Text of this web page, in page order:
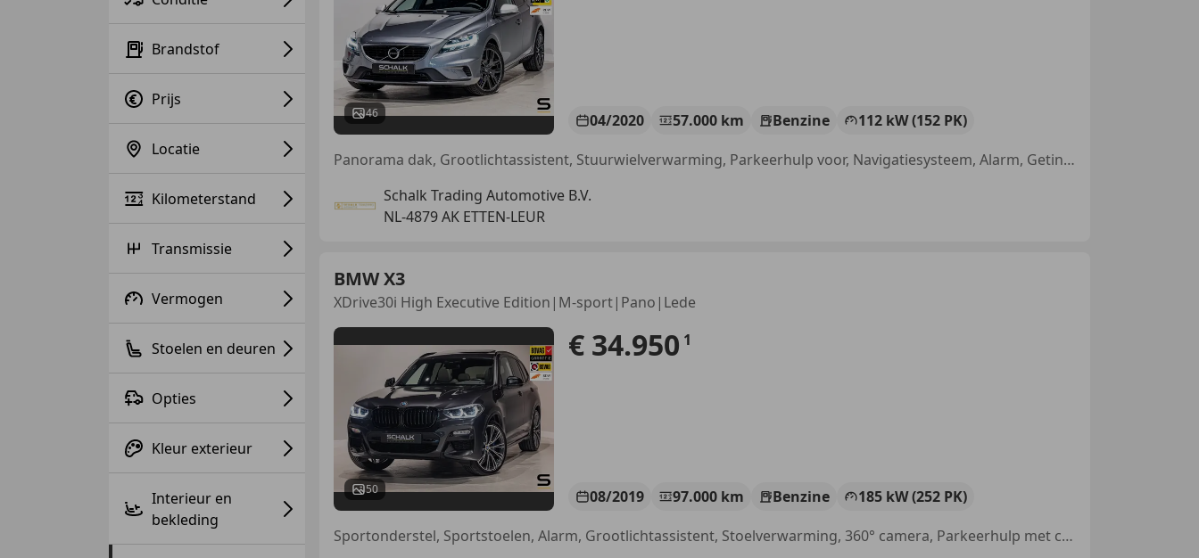
Brandstof
Prijs
Locatie
Kilometerstand
Transmissie
Vermogen
Stoelen en deuren
Opties
Kleur exterieur
Interieur en
bekleding
46 04/2020 57.000 km Benzine
112 kW (152 PK)
Panorama dak, Grootlichtassistent, Stuurwielverwarming, Parkeerhulp voor, Navigatiesysteem, Alarm, Getinte ramen, Schakelflippers
Schalk Trading Automotive B.V.
NL-4879 AK ETTEN-LEUR
BMW X3
XDrive30i High Executive Edition|M-sport|Pano|Lede
50
€ 34.950 1
08/2019 97.000 km Benzine
185 kW (252 PK)
Sportonderstel, Sportstoelen, Alarm, Grootlichtassistent, Stoelverwarming, 360° camera, Parkeerhulp met camera, Digitale radio-ontvangst